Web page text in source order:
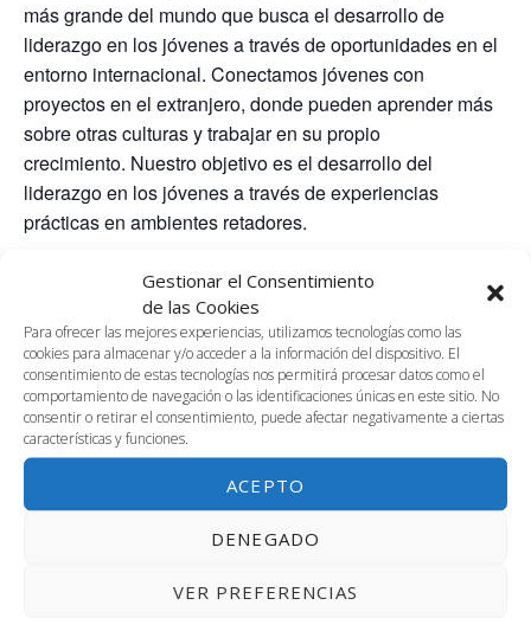
Gestionar el Consentimiento
de las Cookies
Para ofrecer las mejores experiencias, utilizamos tecnologías como las
cookies para almacenar y/o acceder a la información del dispositivo. El
consentimiento de estas tecnologías nos permitirá procesar datos como el
comportamiento de navegación o las identificaciones únicas en este sitio. No
consentir o retirar el consentimiento, puede afectar negativamente a ciertas
características y funciones.
ACEPTO
DENEGADO
VER PREFERENCIAS
más grande del mundo que busca el desarrollo de
liderazgo en los jóvenes a través de oportunidades en el
entorno internacional. Conectamos jóvenes con
proyectos en el extranjero, donde pueden aprender más
sobre otras culturas y trabajar en su propio
crecimiento. Nuestro objetivo es el desarrollo del
liderazgo en los jóvenes a través de experiencias
prácticas en ambientes retadores.
AÑADIR AL CALENDARIO
DETALLES
Fecha:
Hora:
https://www.aiesec.org.es/